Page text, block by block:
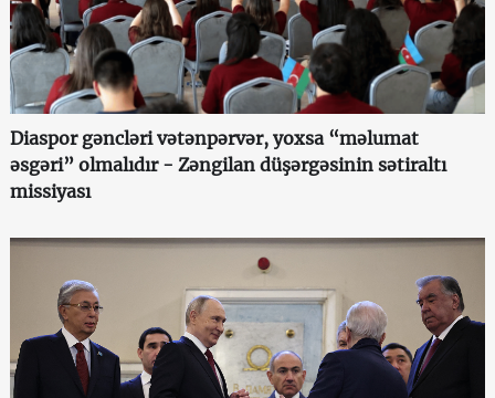
Diaspor gəncləri vətənpərvər, yoxsa “məlumat
əsgəri” olmalıdır - Zəngilan düşərgəsinin sətiraltı
missiyası